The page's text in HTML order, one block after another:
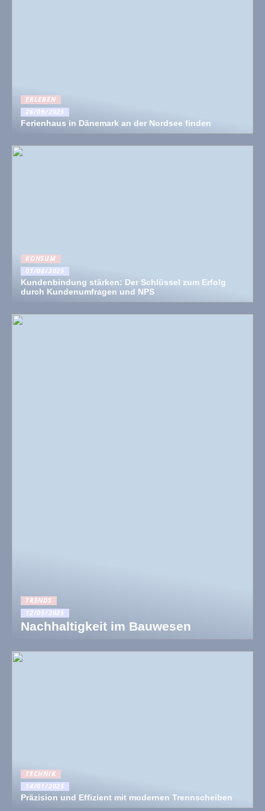
ERLEBEN
26/09/2025
Ferienhaus in Dänemark an der Nordsee finden
KONSUM
01/08/2025
Kundenbindung stärken: Der Schlüssel zum Erfolg
durch Kundenumfragen und NPS
TRENDS
12/05/2025
Nachhaltigkeit im Bauwesen
TECHNIK
14/01/2025
Präzision und Effizient mit modernen Trennscheiben